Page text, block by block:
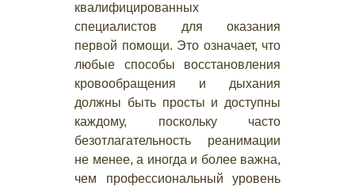
квалифицированных
специалистов для оказания
первой помощи. Это означает, что
любые способы восстановления
кровообращения и дыхания
должны быть просты и доступны
каждому, поскольку часто
безотлагательность реанимации
не менее, а иногда и более важна,
чем профессиональный уровень